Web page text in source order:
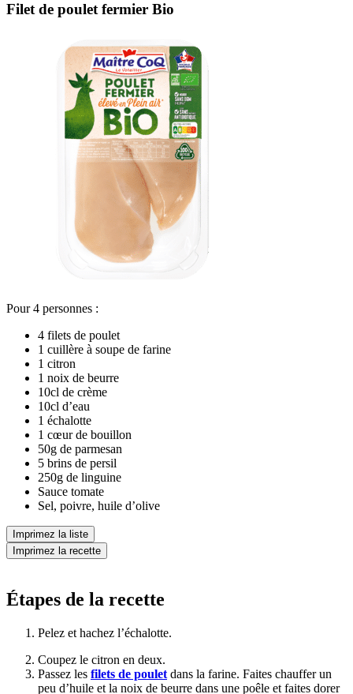
Filet de poulet fermier Bio
Pour 4 personnes :
4 filets de poulet
1 cuillère à soupe de farine
1 citron
1 noix de beurre
10cl de crème
10cl d’eau
1 échalotte
1 cœur de bouillon
50g de parmesan
5 brins de persil
250g de linguine
Sauce tomate
Sel, poivre, huile d’olive
Imprimez la liste
Imprimez la recette
Étapes de la recette
Pelez et hachez l’échalotte.
Coupez le citron en deux.
Passez les filets de poulet dans la farine. Faites chauffer un
peu d’huile et la noix de beurre dans une poêle et faites dorer